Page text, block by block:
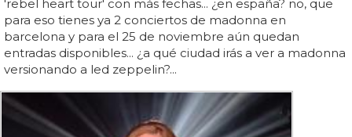
'rebel heart tour' con más fechas... ¿en españa? no, que
para eso tienes ya 2 conciertos de madonna en
barcelona y para el 25 de noviembre aún quedan
entradas disponibles... ¿a qué ciudad irás a ver a madonna
versionando a led zeppelin?...